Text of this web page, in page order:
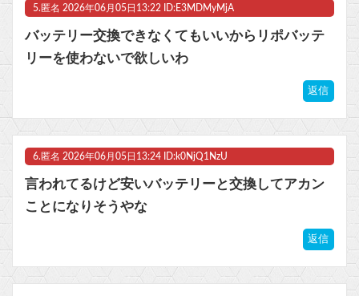
5. 匿名 2026年06月05日13:22 ID:E3MDMyMjA
バッテリー交換できなくてもいいからリポバッテ
リーを使わないで欲しいわ
返信
6. 匿名 2026年06月05日13:24 ID:k0NjQ1NzU
言われてるけど安いバッテリーと交換してアカン
ことになりそうやな
返信